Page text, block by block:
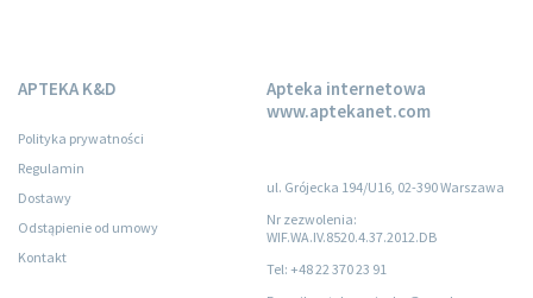
APTEKA K&D
Polityka prywatności
Regulamin
Dostawy
Odstąpienie od umowy
Kontakt
Apteka internetowa
www.aptekanet.com
ul. Grójecka 194/U16, 02-390 Warszawa
Nr zezwolenia:
WIF.WA.IV.8520.4.37.2012.DB
Tel: +48 22 370 23 91